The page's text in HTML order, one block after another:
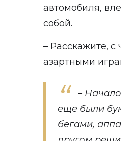
автомобиля,
собой.
– Расскажите, с
азартными
–
еще были
бегами,